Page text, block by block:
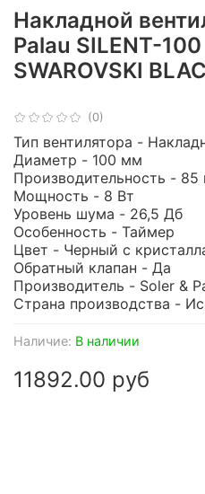
(0)
Наличие: В наличии
Накладной
Palau SILENT-100
SWAROVSKI
11892.00 руб
Тип вентилятора -
Диаметр - 100 мм
Производительность - 85
Мощность - 8 Вт
Уровень шума - 26,5 Дб
Особенность - Таймер
Цвет - Черный с
Обратный клапан - Да
Производитель - Soler &
Страна производства -